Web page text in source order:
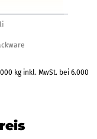
kg inkl. MwSt. bei 6.000